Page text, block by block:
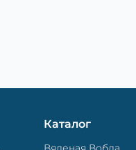
Каталог